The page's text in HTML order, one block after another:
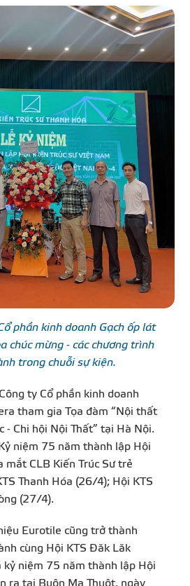
phần kinh doanh Gạch ốp lát
chúc mừng - các chương trình
trong chuỗi sự kiện.
ty Cổ phần kinh doanh
tham gia Tọa đàm “Nội thất
- Chi hội Nội Thất” tại Hà Nội.
niệm 75 năm thành lập Hội
mắt CLB Kiến Trúc Sư trẻ
Thanh Hóa (26/4); Hội KTS
(27/4).
Eurotile cũng trở thành
cùng Hội KTS Đăk Lăk
kỷ niệm 75 năm thành lập Hội
ra tại Buôn Ma Thuột, ngày